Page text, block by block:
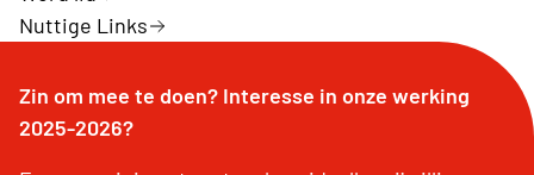
Nuttige Links
Zin om mee te doen? Interesse in onze werking
2025-2026?